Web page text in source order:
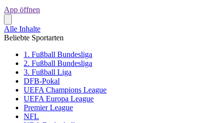
App öffnen
Alle Inhalte
Beliebte Sportarten
1. Fußball Bundesliga
2. Fußball Bundesliga
3. Fußball Liga
DFB-Pokal
UEFA Champions League
UEFA Europa League
Premier League
NFL